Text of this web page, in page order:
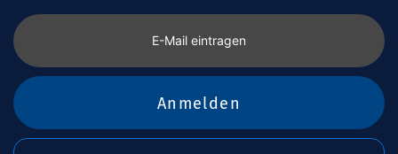
E-Mail eintragen
Anmelden